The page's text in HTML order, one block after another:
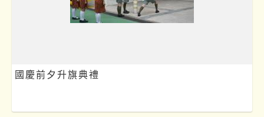
國慶前夕升旗典禮